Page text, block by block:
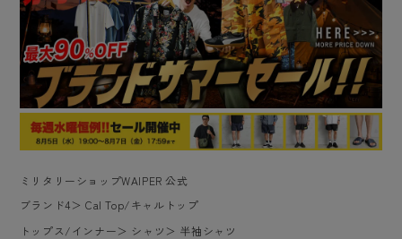
ミリタリーショップWAIPER 公式
ブランド4＞Cal Top/キャルトップ
トップス/インナー＞ シャツ ＞ 半袖シャツ